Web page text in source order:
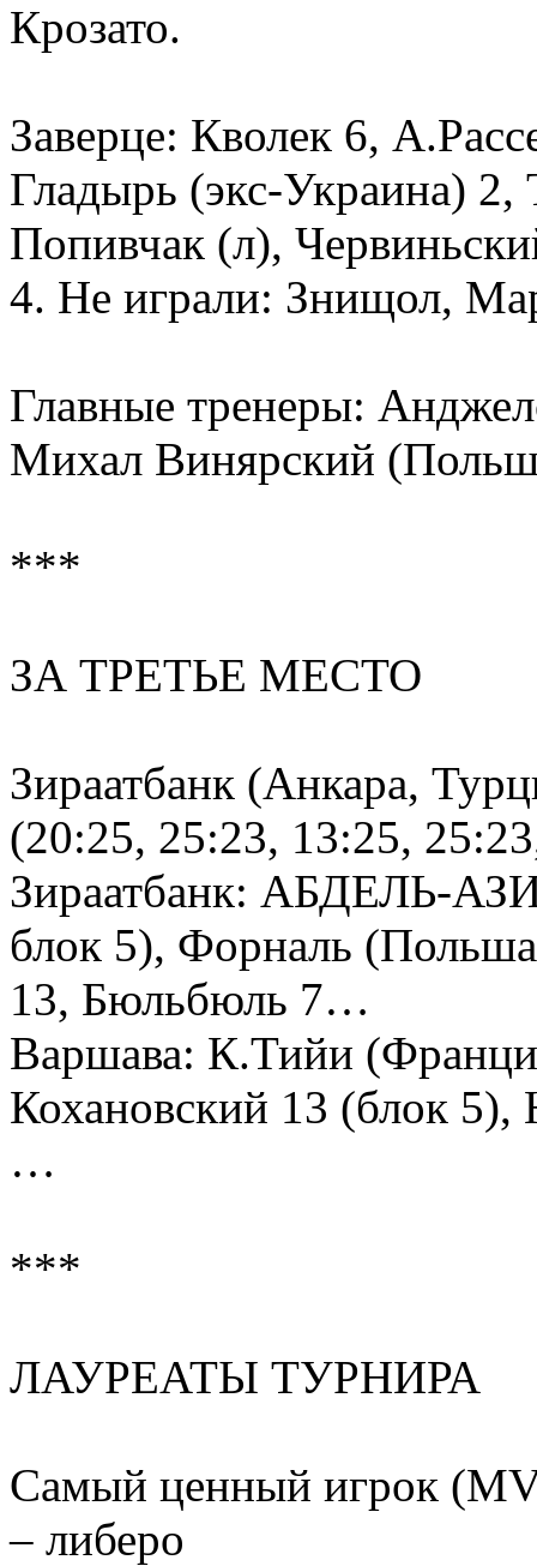
Крозато.
Заверце: Кволек 6,
Гладырь (экс-Украина) 2,
Попивчак (л),
4. Не играли: Знищол,
Главные тренеры:
Михал Винярский
***
ЗА ТРЕТЬЕ МЕСТО
Зираатбанк (Анкара,
(20:25, 25:23, 13:25,
Зираатбанк: АБДЕЛЬ-
блок 5), Форналь
13, Бюльбюль 7…
Варшава: К.Тийи
Кохановский 13 (блок
…
***
ЛАУРЕАТЫ ТУРНИРА
Самый ценный игрок
– либеро